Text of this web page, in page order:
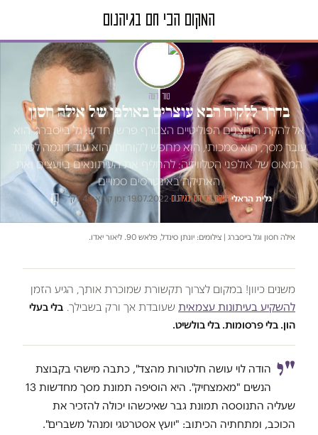
טור דעה
בדרך ללקוח הבא עוצרים באולפן של אילה חסון
אל להקת היחצנים הפוליטיים הצטרף פרשן חדש: גל בייסברג. הוא
עובר מסך, הוא סמכותי, הוא מחפש לקוחות והוא עוד דוגמה לטרנד
המאוס של אולפני הטלוויזיה: להחליף את העיתונאים ביועצים ואת
האתיקה באינטרסים סמויים
גלית הראלי·המקום הכי חם בגיהנום·
19.07.2022
·זמן קריאה 4 דק׳
אילה חסון וגל בייסברג | צילומים: יונתן סינדל, פלאש 90. ליאור יאדו.
משנים כיוון! במקום לצרוך תקשורת שמוכרת אותך, הגיע הזמן
להשקיע בעיתונות עצמאית שעובדת אך ורק בשבילך. בלי בעלי
הון. בלי פרסומות. בלי בולשיט.
"י הודה לוי עושה חלטורות מהצד", כתבה מישהי בקבוצת
הנשים "מאמצחיק". היא הוסיפה תמונת מסך מחדשות 13
שעליה התנוססה תמונת גבר שאיכשהו יכולה להזכיר את
הכוכב, ומתחתיה הכיתוב: "יועץ אסטרטגי ומנהל משברים".